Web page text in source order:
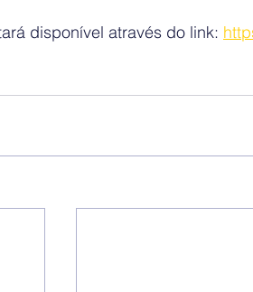
disponível através do link: